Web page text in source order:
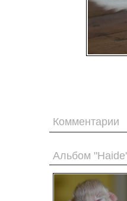
Комментарии
Альбом